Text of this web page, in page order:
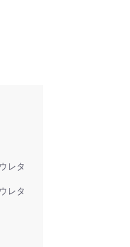
レタ
レタ